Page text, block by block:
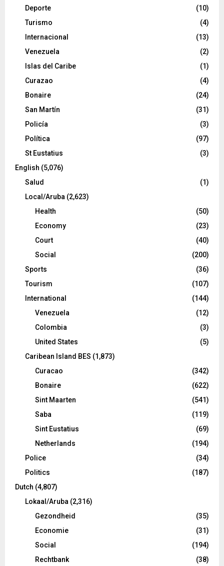
Deporte
(10)
Turismo
(4)
Internacional
(13)
Venezuela
(2)
Islas del Caribe
(1)
Curazao
(4)
Bonaire
(24)
San Martín
(31)
Policía
(3)
Política
(97)
St Eustatius
(3)
English (5,076)
Salud
(1)
Local/Aruba (2,623)
Health
(50)
Economy
(23)
Court
(40)
Social
(200)
Sports
(36)
Tourism
(107)
International
(144)
Venezuela
(12)
Colombia
(3)
United States
(5)
Caribean Island BES (1,873)
Curacao
(342)
Bonaire
(622)
Sint Maarten
(541)
Saba
(119)
Sint Eustatius
(69)
Netherlands
(194)
Police
(34)
Politics
(187)
Dutch (4,807)
Lokaal/Aruba (2,316)
Gezondheid
(35)
Economie
(31)
Social
(194)
Rechtbank
(38)